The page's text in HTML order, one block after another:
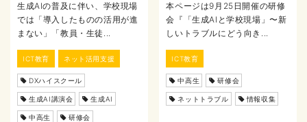
生成AIの普及に伴い、学校現場
では「導入したものの活用が進
まない」「教員・生徒...
ICT教育 ネット活用支援
DXハイスクール
生成AI講演会 生成AI
中高生 研修会
本ページは9月25日開催の研修
会『「生成AIと学校現場」〜新
しいトラブルにどう向き...
ICT教育
中高生 研修会
ネットトラブル 情報収集